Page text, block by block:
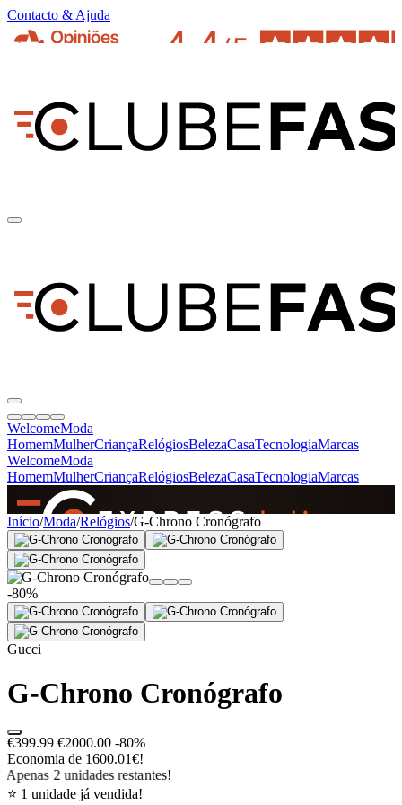
Contacto & Ajuda
WelcomeModa
HomemMulherCriançaRelógiosBelezaCasaTecnologiaMarcas
WelcomeModa
HomemMulherCriançaRelógiosBelezaCasaTecnologiaMarcas
SINCE 2005
+de 36.000 reviews
Início/Moda/Relógios/G-Chrono Cronógrafo
-80%
Gucci
G-Chrono Cronógrafo
€399.99 €2000.00 -80%
Economia de 1600.01€!
Apenas 2 unidades restantes!
⭐ 1 unidade já vendida!